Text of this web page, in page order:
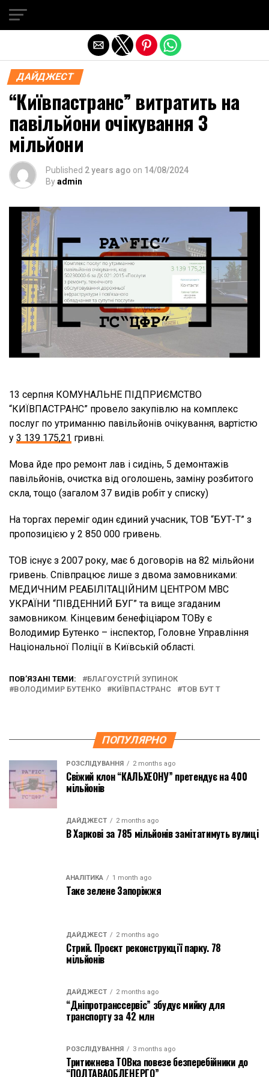
ДАЙДЖЕСТ
“Київпастранс” витратить на
павільйони очікування 3
мільйони
Published 2 years ago on 14/08/2024
Byadmin
13 серпня КОМУНАЛЬНЕ ПІДПРИЄМСТВО
“КИЇВПАСТРАНС” провело закупівлю на комплекс
послуг по утриманню павільйонів очікування, вартістю
у 3 139 175,21 гривні.
Мова йде про ремонт лав і сидінь, 5 демонтажів
павільйонів, очистка від оголошень, заміну розбитого
скла, тощо (загалом 37 видів робіт у списку)
На торгах переміг один єдиний учасник, ТОВ “БУТ-Т” з
пропозицією у 2 850 000 гривень.
ТОВ існує з 2007 року, має 6 договорів на 82 мільйони
гривень. Співпрацює лише з двома замовниками:
МЕДИЧНИМ РЕАБІЛІТАЦІЙНИМ ЦЕНТРОМ МВС
УКРАЇНИ “ПІВДЕННИЙ БУГ” та вище згаданим
замовником. Кінцевим бенефіціаром ТОВу є
Володимир Бутенко – інспектор, Головне Управління
Національної Поліції в Київській області.
ПОВ’ЯЗАНІ ТЕМИ:
БЛАГОУСТРІЙ ЗУПИНОК
ВОЛОДИМИР БУТЕНКО
КИЇВПАСТРАНС ТОВ БУТ Т
ПОПУЛЯРНО
РОЗСЛІДУВАННЯ 2 months ago
Свіжий клон “КАЛЬХЕОНУ” претендує на 400
мільйонів
ДАЙДЖЕСТ 2 months ago
В Харкові за 785 мільйонів замітатимуть вулиці
АНАЛІТИКА 1 month ago
Таке зелене Запоріжжя
ДАЙДЖЕСТ 2 months ago
Стрий. Проєкт реконструкції парку. 78
мільйонів
ДАЙДЖЕСТ 2 months ago
“Дніпротранссервіс” збудує мийку для
транспорту за 42 млн
РОЗСЛІДУВАННЯ 3 months ago
Тритижнева ТОВка повезе безперебійники до
“ПОЛТАВАОБЛЕНЕРГО”